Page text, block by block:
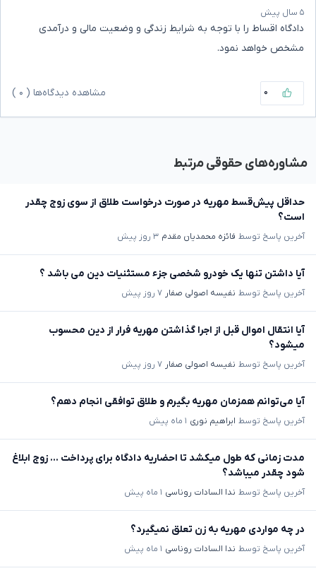
۵ سال پیش
دادگاه اقساط را با توجه به شرایط زندگی و وضعیت مالی و درآمدی
مشخص خواهد نمود.
۰ مشاهده دیدگاه‌ها ( ۰
مشاوره‌های حقوقی مرتبط
حداقل پیش‌قسط مهریه در صورت درخواست طلاق از سوی زوج چقدر
است؟
آخرین پاسخ توسط فائزه محمدیان مقدم ۳ روز پیش
آیا داشتن تنها یک خودرو شخصی جزء مستثنیات دین می باشد ؟
آخرین پاسخ توسط نفیسه اصولی صفار ۷ روز پیش
آیا انتقال اموال قبل از اجرا گذاشتن مهریه فرار از دین محسوب
میشود؟
آخرین پاسخ توسط نفیسه اصولی صفار ۷ روز پیش
آیا می‌توانم همزمان مهریه بگیرم و طلاق توافقی انجام دهم؟
آخرین پاسخ توسط ابراهیم نوری ۱ ماه پیش
مدت زمانی که طول میکشد تا احضاریه دادگاه برای پرداخت ... زوج ابلاغ
شود چقدر میباشد؟
آخرین پاسخ توسط ندا السادات روناسی ۱ ماه پیش
در چه مواردی مهریه به زن تعلق نمیگیرد؟
آخرین پاسخ توسط ندا السادات روناسی ۱ ماه پیش